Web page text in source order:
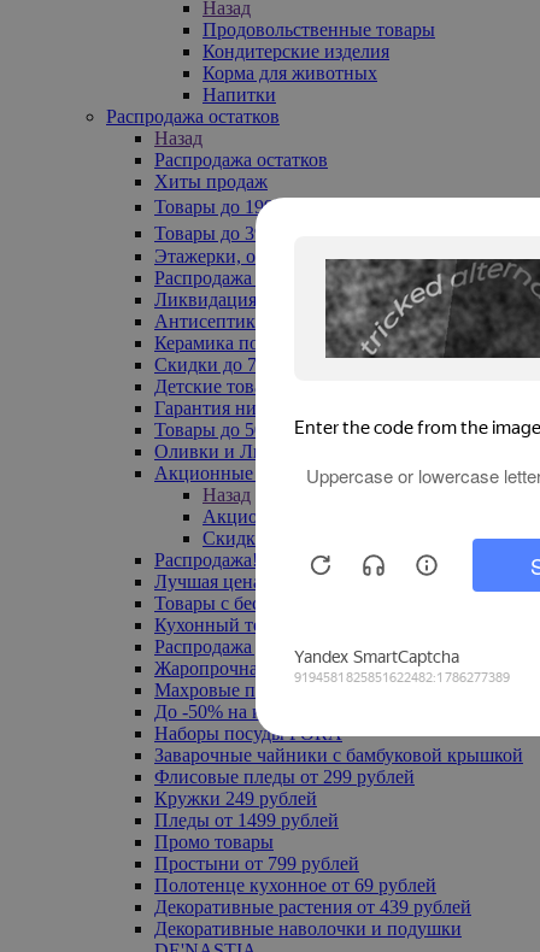
Назад
Продовольственные товары
Кондитерские изделия
Корма для животных
Напитки
Распродажа остатков
Назад
Распродажа остатков
Хиты продаж
Товары до 199₽
Товары до 399₽
Этажерки, обувницы
Распродажа текстиля до -50%
Ликвидация до -70%
Антисептики
Керамика по 129 руб
Скидки до 70%
Детские товары
Гарантия низкой цены
Товары до 500 руб
Оливки и Лимоны
Акционные товары
Назад
Акционные товары
Скидка 20% по промокоду
Распродажа! Ульяновск до -70%
Лучшая цена
Товары с бесплатной доставкой
Кухонный текстиль
Распродажа до -50%
Жаропрочная посуда
Махровые полотенца
До -50% на ковры
Наборы посуды FORA
Заварочные чайники с бамбуковой крышкой
Флисовые пледы от 299 рублей
Кружки 249 рублей
Пледы от 1499 рублей
Промо товары
Простыни от 799 рублей
Полотенце кухонное от 69 рублей
Декоративные растения от 439 рублей
Декоративные наволочки и подушки